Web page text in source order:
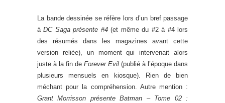
La bande dessinée se réfère lors d’un bref passage
àDC Saga présente #4(et même du #2 à #4 lors
des résumés dans les magazines avant cette
version reliée), un moment qui intervenait alors
juste à la fin de Forever Evil (publié à l’époque dans
plusieurs mensuels en kiosque). Rien de bien
méchant pour la compréhension. Autre mention :
Grant Morrisson présente Batman – Tome 02 :